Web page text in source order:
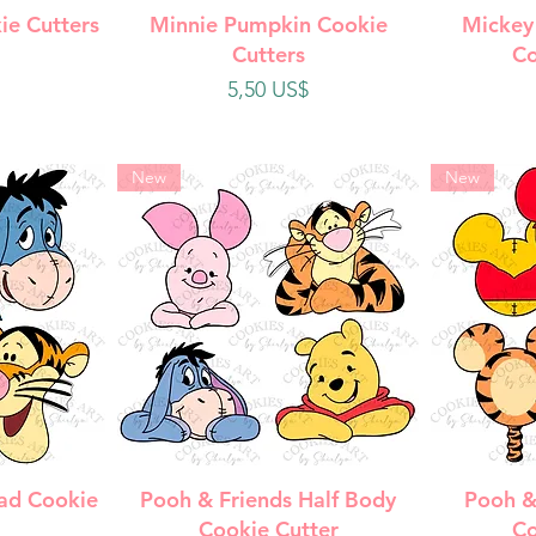
Cutters Vista rápida
Minnie Pumpkin Cookie
Cutters
Precio
5,50 US$
Cookie
Vista rápida
New
Pooh & Friends Half Body
Cookie Cutter
New
Pooh